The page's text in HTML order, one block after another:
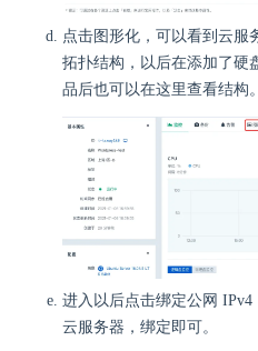
点击图形化，可以看到云服
拓扑结构，以后在添加了硬
品后也可以在这里查看结构。
进入以后点击绑定公网
云服务器，绑定即可。